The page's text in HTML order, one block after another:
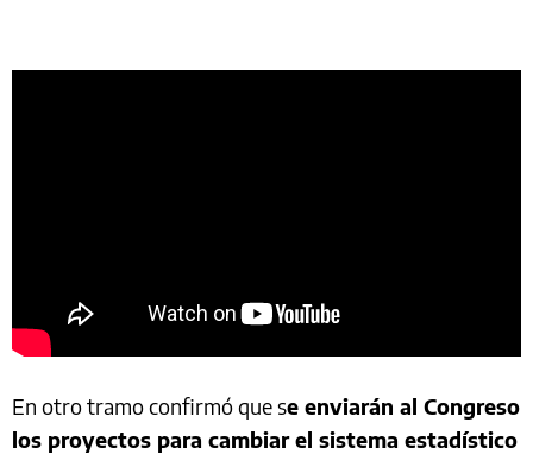
En otro tramo confirmó que se enviarán al Congreso
los proyectos para cambiar el sistema estadístico